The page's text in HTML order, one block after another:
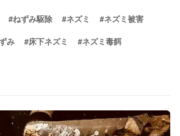
#ねずみ駆除 #ネズミ #ネズミ被害
み #床下ネズミ #ネズミ毒餌